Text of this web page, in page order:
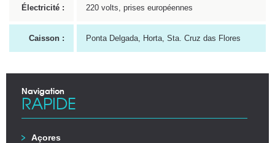
Électricité : 220 volts, prises européennes
Caisson : Ponta Delgada, Horta, Sta. Cruz das Flores
Navigation
RAPIDE
Açores